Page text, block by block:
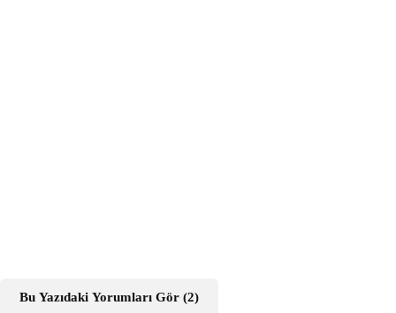
Bu Yazıdaki Yorumları Gör (2)